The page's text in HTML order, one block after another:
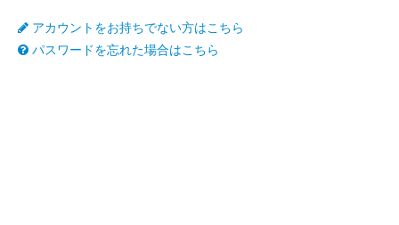
アカウントをお持ちでない方はこちら
パスワードを忘れた場合はこちら